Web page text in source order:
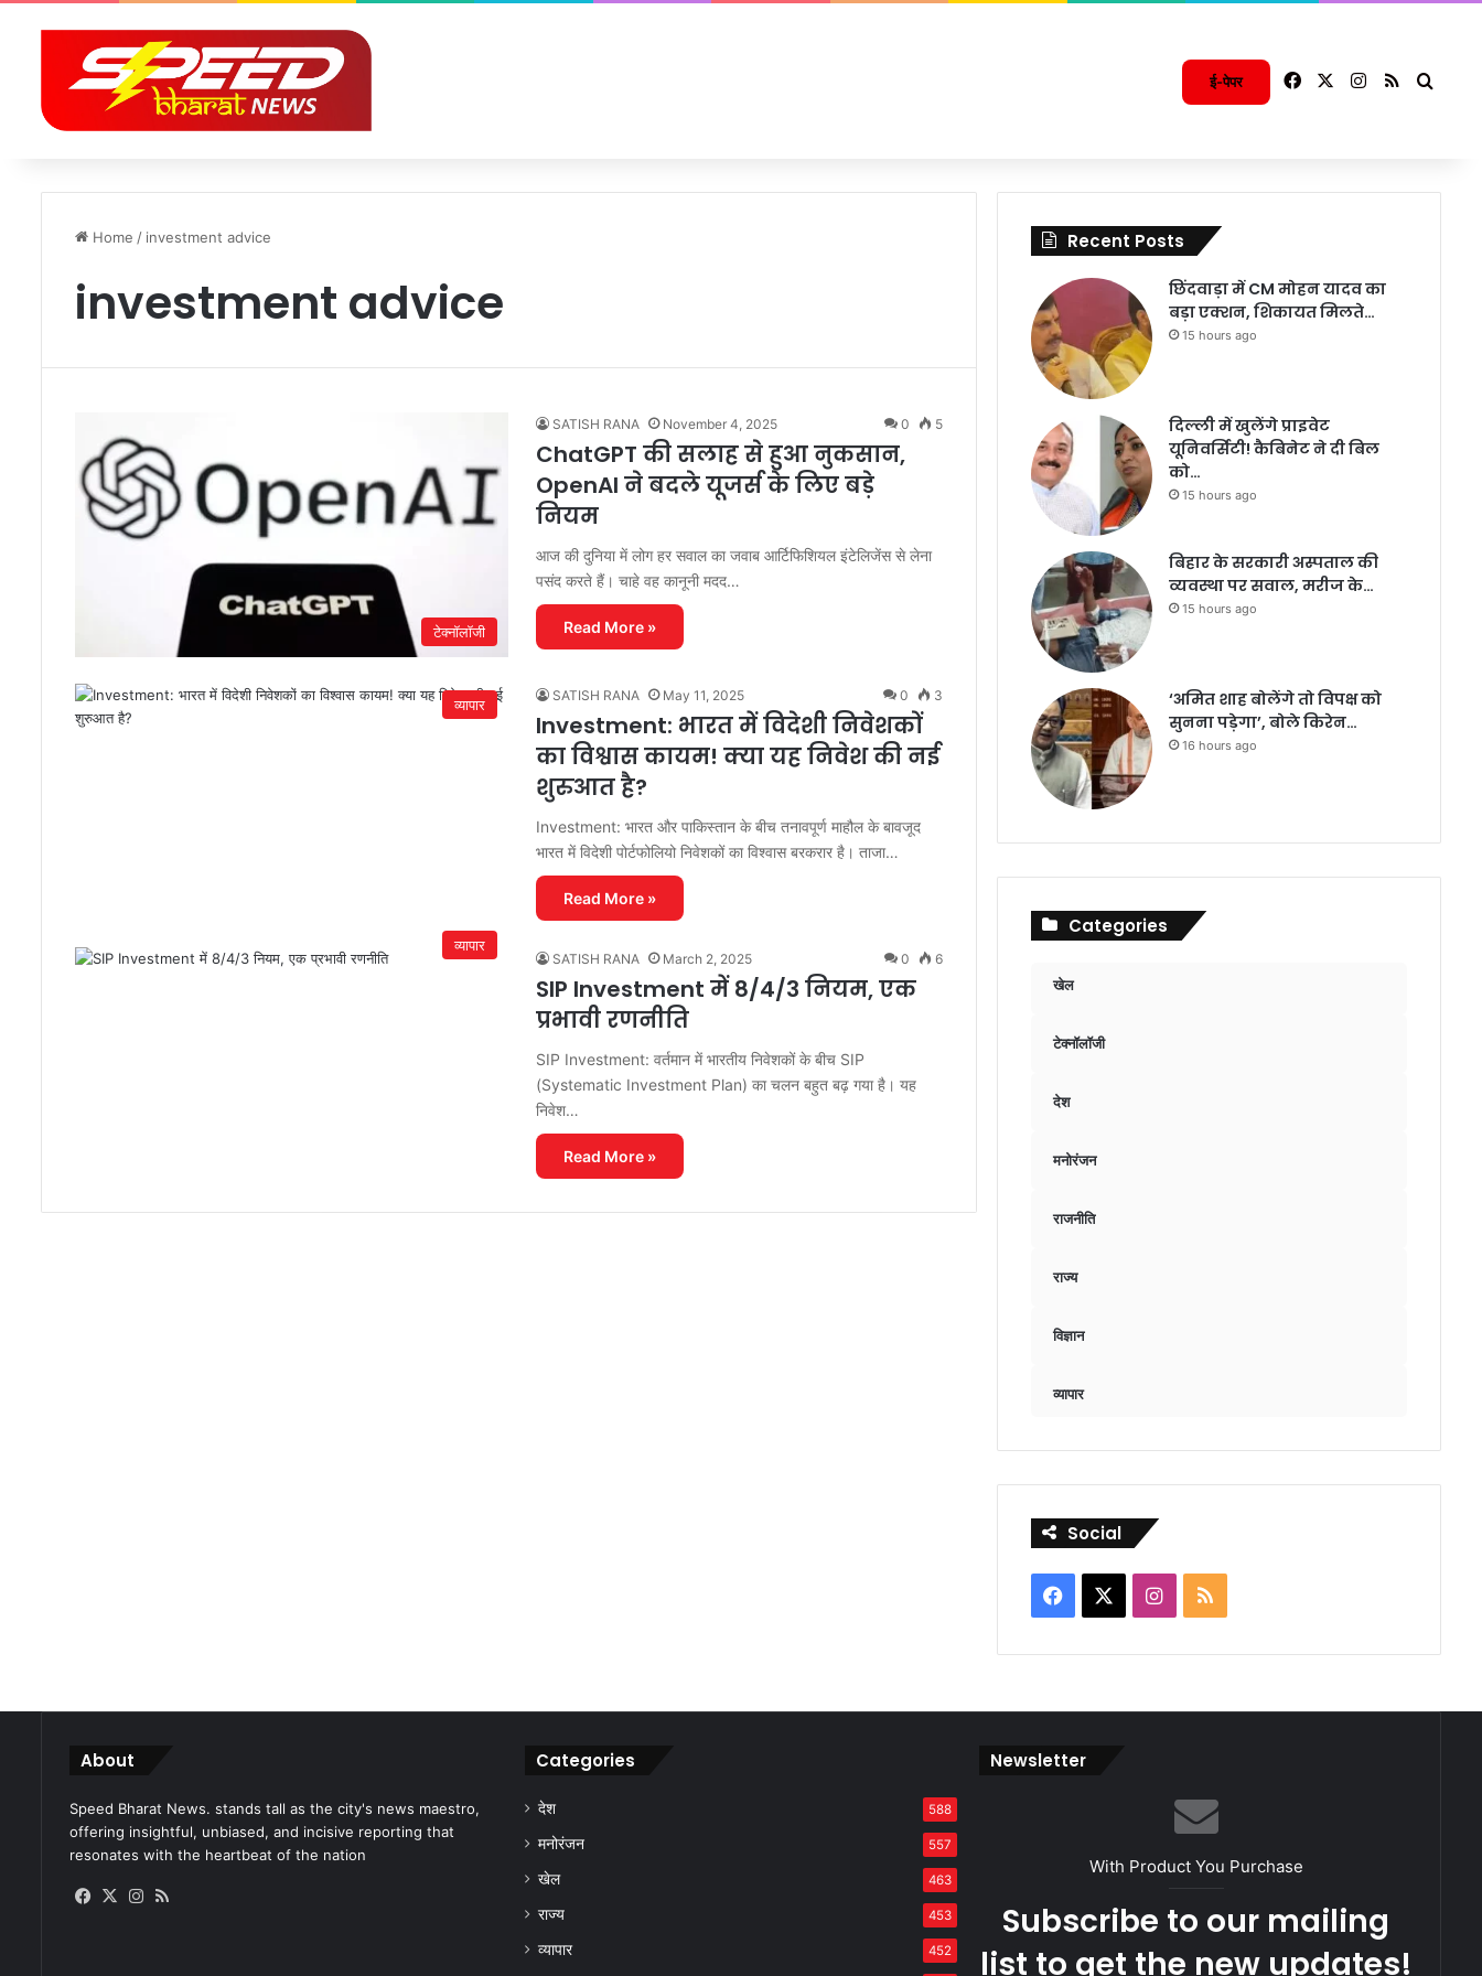
ई-पेपर FacebookInstagram
RSS
Home / investment advice
investment advice
टेक्नॉलॉजी
SATISH RANA November 4, 2025 0 5
ChatGPT की सलाह से हुआ नुकसान,
OpenAI ने बदले यूजर्स के लिए बड़े
नियम
आज की दुनिया में लोग हर सवाल का जवाब आर्टिफिशियल इंटेलिजेंस से लेना
पसंद करते हैं। चाहे वह कानूनी मदद…
Read More »
व्यापार
SATISH RANA May 11, 2025 0 3
Investment: भारत में विदेशी निवेशकों
का विश्वास कायम! क्या यह निवेश की नई
शुरुआत है?
Investment: भारत और पाकिस्तान के बीच तनावपूर्ण माहौल के बावजूद
भारत में विदेशी पोर्टफोलियो निवेशकों का विश्वास बरकरार है। ताजा…
Read More »
व्यापार
SATISH RANA March 2, 2025 0 6
SIP Investment में 8/4/3 नियम, एक
प्रभावी रणनीति
SIP Investment: वर्तमान में भारतीय निवेशकों के बीच SIP
(Systematic Investment Plan) का चलन बहुत बढ़ गया है। यह
निवेश…
Read More »
Recent Posts
छिंदवाड़ा में CM मोहन यादव का
बड़ा एक्शन, शिकायत मिलते…
15 hours ago
दिल्ली में खुलेंगे प्राइवेट
यूनिवर्सिटी! कैबिनेट ने दी बिल
को…
15 hours ago
बिहार के सरकारी अस्पताल की
व्यवस्था पर सवाल, मरीज के…
15 hours ago
‘अमित शाह बोलेंगे तो विपक्ष को
सुनना पड़ेगा’, बोले किरेन…
16 hours ago
Categories
खेल
टेक्नॉलॉजी
देश
मनोरंजन
राजनीति
राज्य
विज्ञान
व्यापार
Social
Facebook Instagram
RSS
About
Speed Bharat News. stands tall as the city's news maestro,
offering insightful, unbiased, and incisive reporting that
resonates with the heartbeat of the nation
Facebook
X Instagram
Categories
देश 588
मनोरंजन 557
खेल 463
राज्य 453
व्यापार 452
Newsletter
With Product You Purchase
Subscribe to our mailing
list to get the new updates!